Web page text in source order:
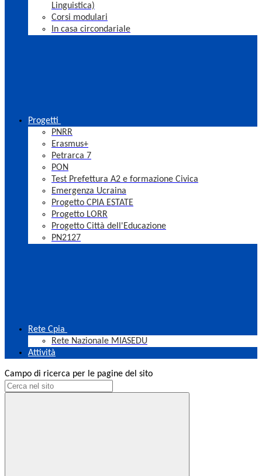
Linguistica)
Corsi modulari
In casa circondariale
Progetti
PNRR
Erasmus+
Petrarca 7
PON
Test Prefettura A2 e formazione Civica
Emergenza Ucraina
Progetto CPIA ESTATE
Progetto LORR
Progetto Città dell'Educazione
PN2127
Rete Cpia
Rete Nazionale MIASEDU
Attività
Campo di ricerca per le pagine del sito